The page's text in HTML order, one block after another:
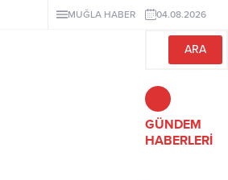
yakaladı. Şüphelilerden 33’ü
MUĞLA HABER 04.08.2026
GÜNDEM
HABERLERİ